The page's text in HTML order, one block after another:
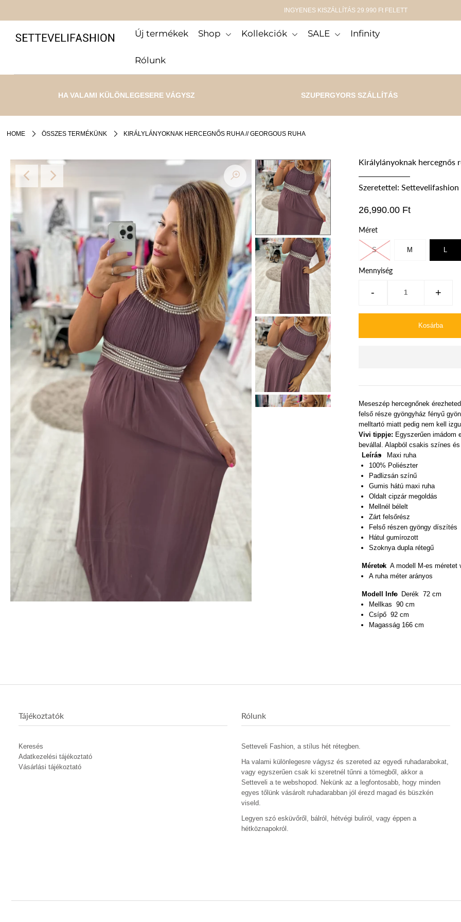
INGYENES KISZÁLLÍTÁS 29.990 Ft FELETT
Új termékek Shop Kollekciók SALE Infinity
Rólunk
HA VALAMI KÜLÖNLEGESERE VÁGYSZ SZUPERGYORS SZÁLLÍTÁS
HOME ÖSSZES TERMÉKÜNK KIRÁLYLÁNYOKNAK HERCEGNŐS RUHA // GEORGOUS RUHA
Királylányoknak hercegnős
Szeretettel: Settevelifashion
26,990.00 Ft
Méret
S M L
Mennyiség
- +
Meseszép hercegnőnek
felső része gyöngyház fényű
melltartó miatt pedig nem kell
Vivi tippje: Egyszerűen imádom
bevállal . Alapból csakis színes
Leírás
Maxi ruha
100% Poliészter
Padlizsán színű
Gumis hátú maxi ruha
Oldalt cipzár megoldás
Mellnél bélelt
Zárt felsőrész
Felső részen gyöngy díszítés
Hátul gumírozott
Szoknya dupla rétegű
Méretek A modell M-es méretet
A ruha méter arányos
Modell Info Derék 72 cm
Mellkas 90 cm
Csípő 92 cm
Magasság 166 cm
Tájékoztatók
Keresés
Adatkezelési tájékoztató
Vásárlási tájékoztató
Rólunk
Setteveli Fashion, a stílus hét rétegben.
Ha valami különlegesre vágysz és szereted az egyedi ruhadarabokat,
vagy egyszerűen csak ki szeretnél tűnni a tömegből, akkor a
Setteveli a te webshopod. Nekünk az a legfontosabb, hogy minden
egyes tőlünk vásárolt ruhadarabban jól érezd magad és büszkén
viseld.
Legyen szó esküvőről, bálról, hétvégi buliról, vagy éppen a
hétköznapokról.
Jelentkezz be, vagy hozz létre egy fiókot